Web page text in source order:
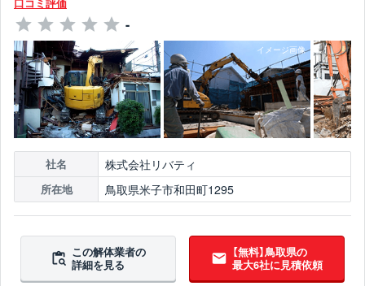
口コミ評価
-
社名 株式会社リバティ
所在地 鳥取県米子市和田町1295
この解体業者の
詳細を見る
【無料】鳥取県の
最大6社に見積依頼